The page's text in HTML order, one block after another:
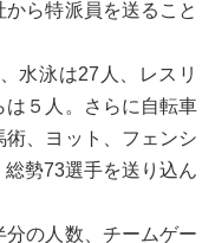
ら特派員を送ること
水泳は27人、レスリ
は５人。さらに自転車
、ヨット、フェンシ
勢73選手を送り込ん
の人数、チームゲー